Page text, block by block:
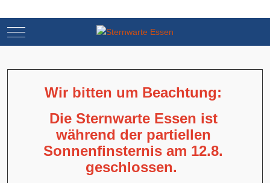
Mobile Menu Toggle
Wir bitten um Beachtung:
Die Sternwarte Essen ist
während der partiellen
Sonnenfinsternis am 12.8.
geschlossen.